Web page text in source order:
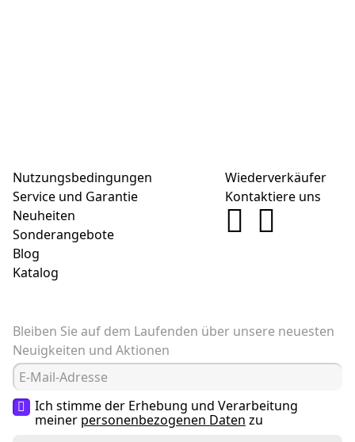
Nutzungsbedingungen
Service und Garantie
Neuheiten
Sonderangebote
Blog
Katalog
Wiederverkäufer
Kontaktiere uns
Bleiben Sie auf dem Laufenden über unsere neuesten
Neuigkeiten und Aktionen
Ich stimme der Erhebung und Verarbeitung
meiner personenbezogenen Daten zu